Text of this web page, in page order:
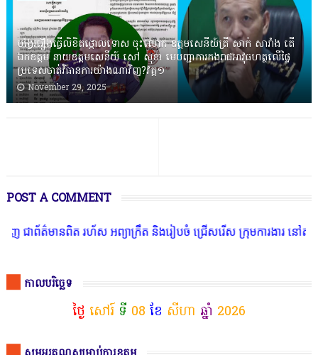
បង្វែររឿងធ្វើលិខិតថ្កោលទោស ចុះលោក ឧត្តមសេនីយ៍ត្រី សាក់ សារាំង តើ
ឯកឧត្តម នាយឧត្តមសេនីយ៍ សៅ សុខា មេបញ្ជាការកងរាជអាវុធហត្ថលើផ្ទៃ
ប្រទេសចាត់វិធានការយ៉ាងណាវិញ?វគ្គ១
November 29, 2025
POST A COMMENT
រហ័ស អព្យាក្រឹត និងរៀបចំ ជ្រើសរើស ក្រុមការងារ នៅតាមបណ្តាលរា
កាលបរិច្ឆេទ
ថ្ងៃ សៅរ៍ទី 08 ខែ សីហា ឆ្នាំ 2026